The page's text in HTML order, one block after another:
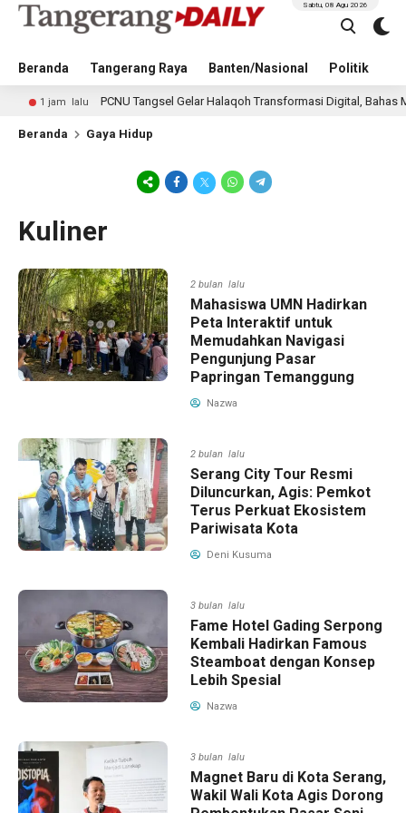
Beranda Tangerang Raya Banten/Nasional Politik
Sabtu, 08 Agu 2026
jam lalu PCNU Tangsel Gelar Halaqoh Transformasi Digital, Bahas Masa
Beranda Gaya Hidup
Kuliner
2 bulan lalu
Mahasiswa UMN Hadirkan
Peta Interaktif untuk
Memudahkan Navigasi
Pengunjung Pasar
Papringan Temanggung
Nazwa
2 bulan lalu
Serang City Tour Resmi
Diluncurkan, Agis: Pemkot
Terus Perkuat Ekosistem
Pariwisata Kota
Deni Kusuma
3 bulan lalu
Fame Hotel Gading Serpong
Kembali Hadirkan Famous
Steamboat dengan Konsep
Lebih Spesial
Nazwa
3 bulan lalu
Magnet Baru di Kota Serang,
Wakil Wali Kota Agis Dorong